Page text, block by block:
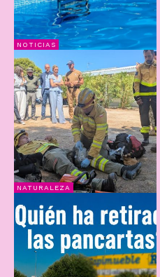
NOTICIAS
NATURALEZA